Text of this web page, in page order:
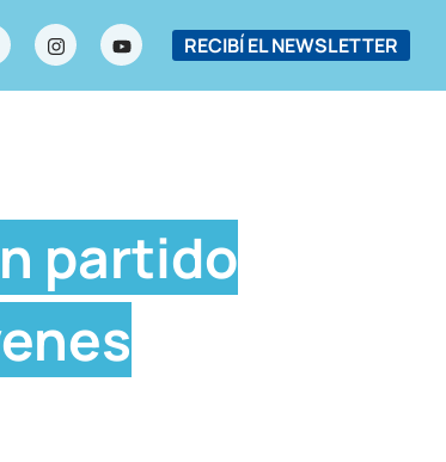
RECIBÍ EL NEWSLETTER
partido